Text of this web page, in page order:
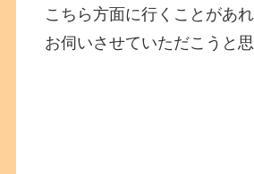
こちら方面に行くことがあ
お伺いさせていただこうと